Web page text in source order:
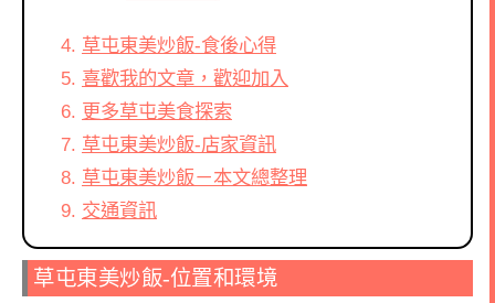
草屯東美炒飯-食後心得
喜歡我的文章，歡迎加入
更多草屯美食探索
草屯東美炒飯-店家資訊
草屯東美炒飯－本文總整理
交通資訊
草屯東美炒飯-位置和環境